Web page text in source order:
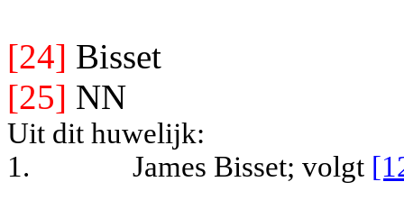
[24] Bisset
[25] NN
Uit dit huwelijk:
1.
James Bisset; volgt